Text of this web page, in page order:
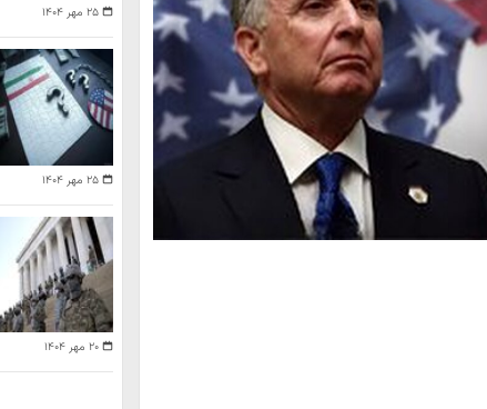
۲۵ مهر ۱۴۰۴
۲۵ مهر ۱۴۰۴
۲۰ مهر ۱۴۰۴